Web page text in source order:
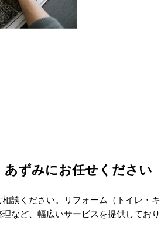
あずみにお任せください
談ください。リフォーム（トイレ・
など、幅広いサービスを提供してお